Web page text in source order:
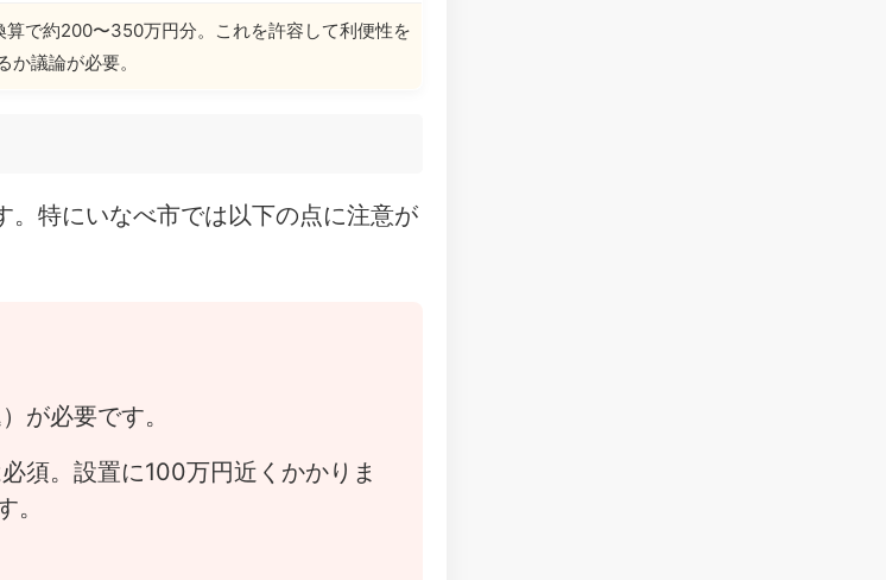
で約200〜350万円分。これを許容して利便性を
か議論が必要。
。特にいなべ市では以下の点に注意が
が必要です。
須。設置に100万円近くかかりま
。